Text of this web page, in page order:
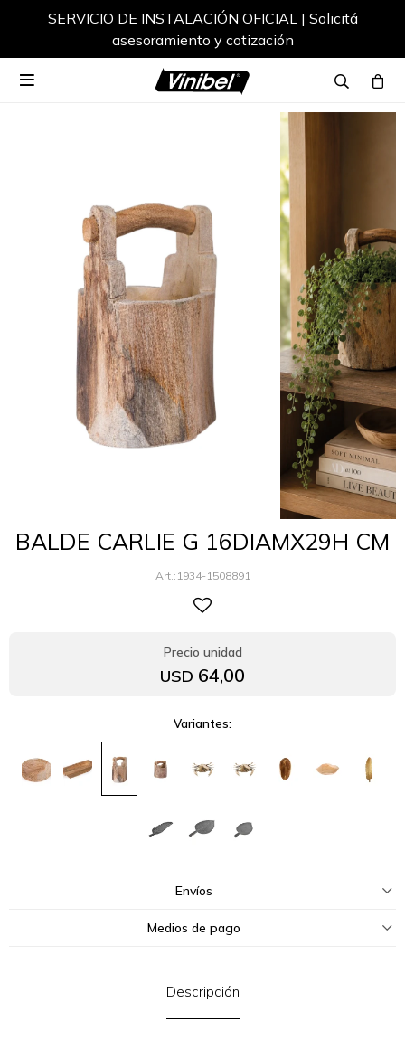
SERVICIO DE INSTALACIÓN OFICIAL | Solicitá
asesoramiento y cotización

BALDE CARLIE G 16DIAMX29H CM
1934-1508891
USD 64,00
Variantes:
Envíos
Medios de pago
Descripción